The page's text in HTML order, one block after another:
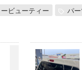
ビューティー パ